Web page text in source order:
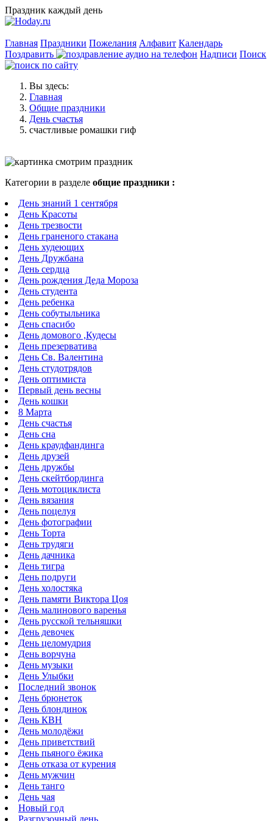
Праздник каждый день
Главная Праздники Пожелания Алфавит Календарь
Поздравить
Надписи Поиск
Вы здесь:
Главная
Общие праздники
День счастья
счастливые ромашки гиф
Категории в разделе общие праздники :
День знаний 1 сентября
День Красоты
День трезвости
День граненого стакана
День худеющих
День Дружбана
День сердца
День рождения Деда Мороза
День студента
День ребенка
День собутыльника
День спасибо
День домового ,Кудесы
День презерватива
День Св. Валентина
День студотрядов
День оптимиста
Первый день весны
День кошки
8 Марта
День счастья
День сна
День краудфандинга
День друзей
День дружбы
День скейтбординга
День мотоциклиста
День вязания
День поцелуя
День фотографии
День Торта
День трудяги
День дачника
День тигра
День подруги
День холостяка
День памяти Виктора Цоя
День малинового варенья
День русской тельняшки
День девочек
День целомудрия
День ворчуна
День музыки
День Улыбки
Последний звонок
День брюнеток
День блондинок
День КВН
День молодёжи
День приветствий
День пьяного ёжика
День отказа от курения
День мужчин
День танго
День чая
Новый год
Разгрузочный день